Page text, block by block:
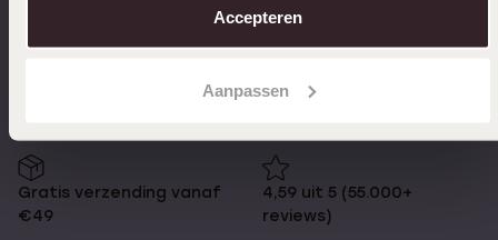
Accepteren
Aanpassen
Op werkdagen voor 17.00
14 dagen gratis
Gratis verzending vanaf
€49
4,59 uit 5 (55.000+
reviews)